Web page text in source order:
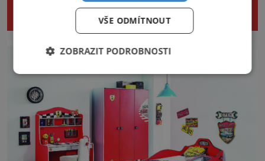
NENECHTE SI UJÍT DALŠÍ ZAJÍMAVÉ
ČLÁNKY
VŠE ODMÍTNOUT
ZOBRAZIT PODROBNOSTI